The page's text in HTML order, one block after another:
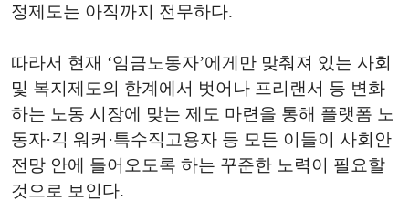
정제도는 아직까지 전무하다.
따라서 현재 ‘임금노동자’에게만 맞춰져 있는 사회
및 복지제도의 한계에서 벗어나 프리랜서 등 변화
하는 노동 시장에 맞는 제도 마련을 통해 플랫폼 노
동자·긱 워커·특수직고용자 등 모든 이들이 사회안
전망 안에 들어오도록 하는 꾸준한 노력이 필요할
것으로 보인다.